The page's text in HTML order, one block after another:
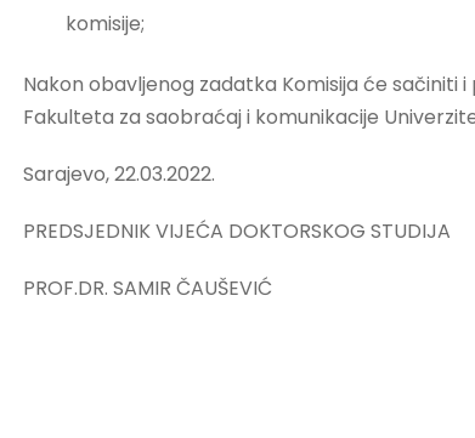
komisije;
Nakon obavljenog zadatka Komisija će sačiniti
Fakulteta za saobraćaj i komunikacije
Sarajevo, 22.03.2022.
PREDSJEDNIK VIJEĆA DOKTORSKOG STUDIJA
PROF.DR. SAMIR ČAUŠEVIĆ